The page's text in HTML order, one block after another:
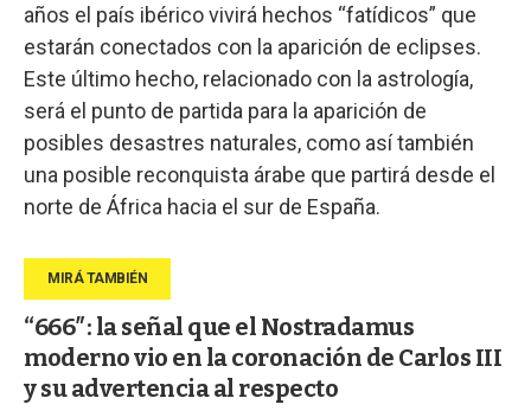
años el país ibérico vivirá hechos “fatídicos” que
estarán conectados con la aparición de eclipses.
Este último hecho, relacionado con la astrología,
será el punto de partida para la aparición de
posibles desastres naturales, como así también
una posible reconquista árabe que partirá desde el
norte de África hacia el sur de España.
“666″: la señal que el Nostradamus
moderno vio en la coronación de Carlos III
y su advertencia al respecto